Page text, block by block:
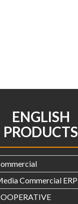
ENGLISH
PRODUCTS
Commercial ERP